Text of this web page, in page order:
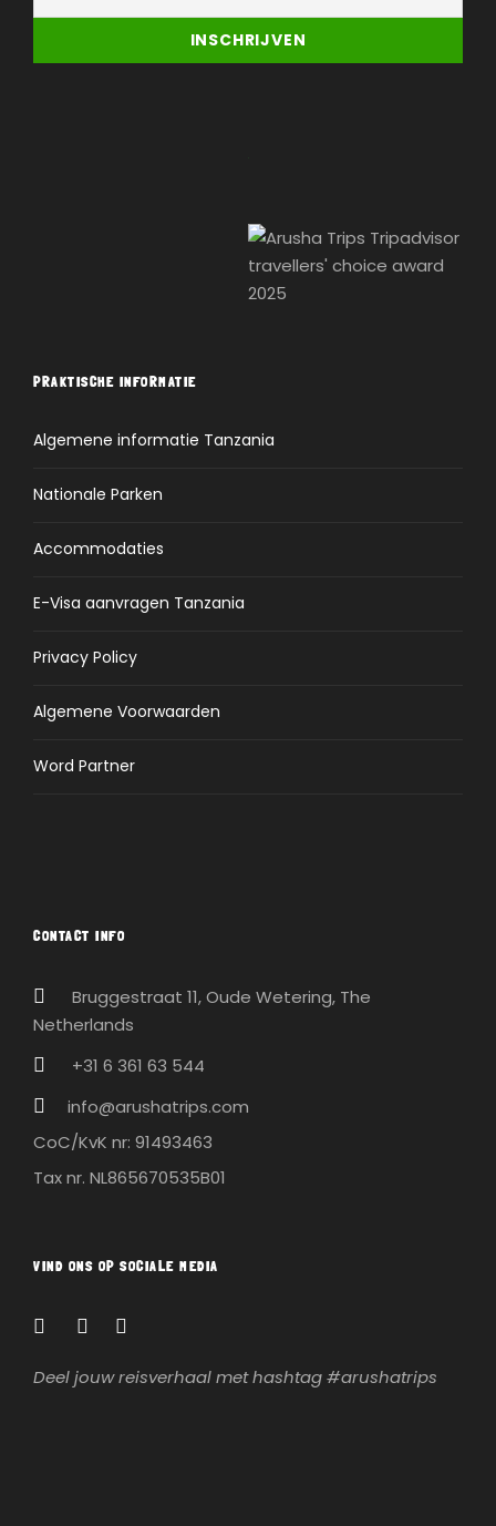
PRAKTISCHE INFORMATIE
Algemene informatie Tanzania
Nationale Parken
Accommodaties
E-Visa aanvragen Tanzania
Privacy Policy
Algemene Voorwaarden
Word Partner
CONTACT INFO
Bruggestraat 11, Oude Wetering, The
Netherlands
+31 6 361 63 544
info@arushatrips.com
CoC/KvK nr: 91493463
Tax nr. NL865670535B01
VIND ONS OP SOCIALE MEDIA
Deel jouw reisverhaal met hashtag #arushatrips